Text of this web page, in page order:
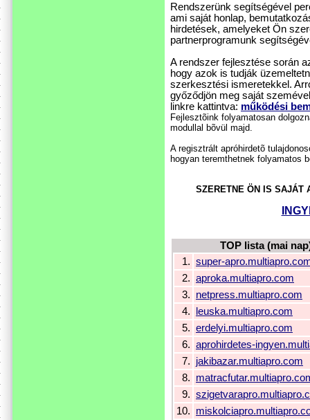
Rendszerünk segítségével
ami saját honlap,
hirdetések, amelyeket Ön
partnerprogramunk
A rendszer fejlesztése során
hogy azok is tudják
szerkesztési ismeretekkel.
győződjön meg saját
linkre kattintva: működési
Fejlesztõink folyamatosan
modullal bõvül majd.
A regisztrált apróhirdetõ
hogyan teremthetnek folyamatos
SZERETNE ÖN IS SAJÁT
TOP lista (mai
1. super-
2. aproka.multiapro.com
3.
netpress.multiapro.com
4.
leuska.multiapro.com
5. erdelyi.multiapro.com
6. aprohirdetes-
7.
jakibazar.multiapro.com
8.
9.
10.